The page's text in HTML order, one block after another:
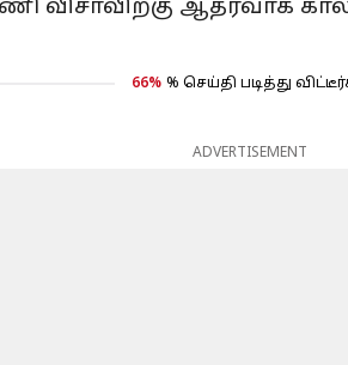
விசாவிற்கு ஆதரவாக
66% % செய்தி படித்து
ADVERTISEMENT